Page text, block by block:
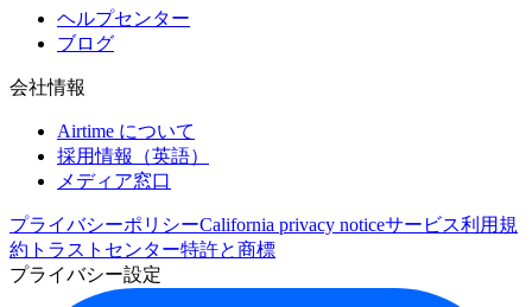
ヘルプセンター
ブログ
会社情報
Airtime について
採用情報（英語）
メディア窓口
プライバシーポリシーCalifornia privacy noticeサービス利用規
約 トラストセンター特許と商標
プライバシー設定